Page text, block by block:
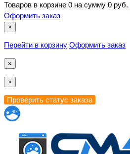
Товаров в корзине 0 на сумму 0 руб.
Оформить заказ
×
Перейти в корзину Оформить заказ
×
×